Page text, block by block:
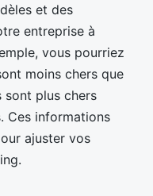
et des
entreprise à
vous pourriez
moins chers que
sont plus chers
Ces informations
ajuster vos